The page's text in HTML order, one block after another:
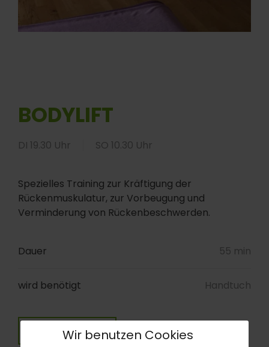
BODYLIFT
DI 19.30 Uhr SO 10.30 Uhr
Spezielles Training zur Kräftigung der
Rückenmuskulatur, zur Vorbeugung und
Verminderung von Rückenbeschwerden.
Dauer 55 min
wird benötigt Handtuch
weitere Kurse
Wir benutzen Cookies